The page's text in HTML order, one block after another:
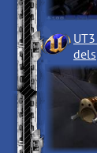
dels